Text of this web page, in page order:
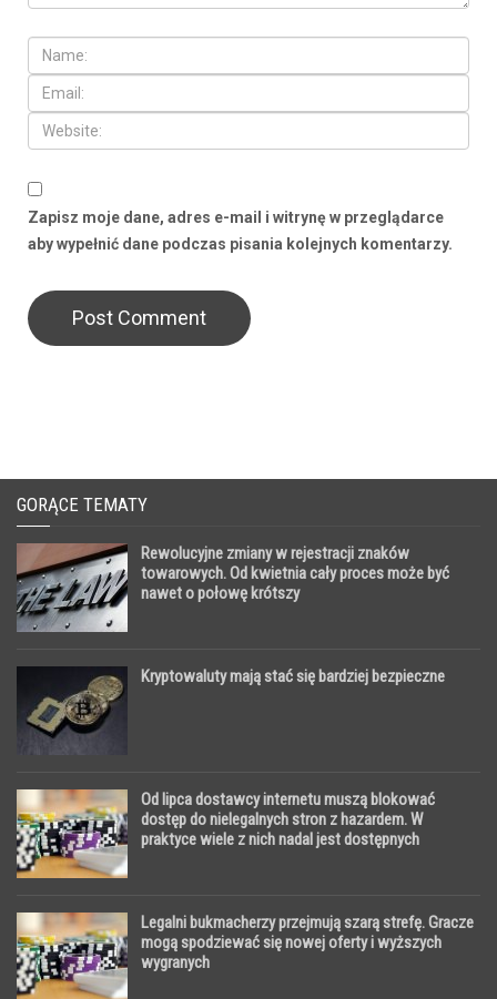
Zapisz moje dane, adres e-mail i witrynę w przeglądarce
aby wypełnić dane podczas pisania kolejnych komentarzy.
GORĄCE TEMATY
Rewolucyjne zmiany w rejestracji znaków
towarowych. Od kwietnia cały proces może być
nawet o połowę krótszy
Kryptowaluty mają stać się bardziej bezpieczne
Od lipca dostawcy internetu muszą blokować
dostęp do nielegalnych stron z hazardem. W
praktyce wiele z nich nadal jest dostępnych
Legalni bukmacherzy przejmują szarą strefę. Gracze
mogą spodziewać się nowej oferty i wyższych
wygranych